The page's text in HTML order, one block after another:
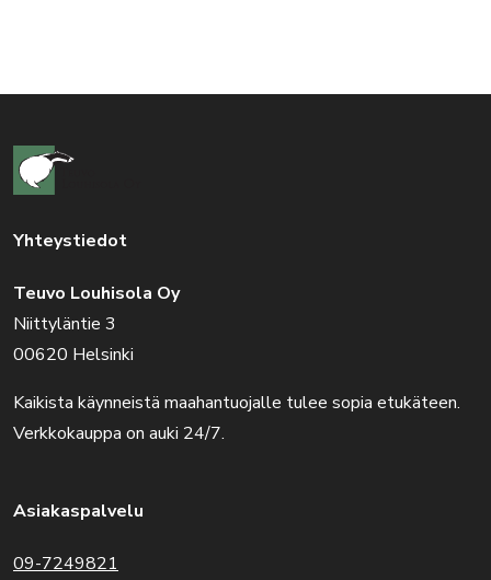
Yhteystiedot
Teuvo Louhisola Oy
Niittyläntie 3
00620 Helsinki
Kaikista käynneistä maahantuojalle tulee sopia etukäteen.
Verkkokauppa on auki 24/7.
Asiakaspalvelu
09-7249821